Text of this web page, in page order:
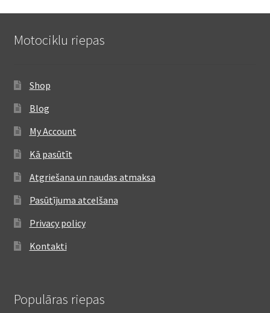
Motociklu riepas
Shop
Blog
My Account
Kā pasūtīt
Atgriešana un naudas atmaksa
Pasūtījuma atcelšana
Privacy policy
Kontakti
Populāras riepas